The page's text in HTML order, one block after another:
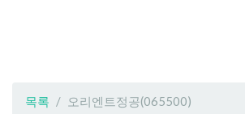
목록 오리엔트정공(065500)